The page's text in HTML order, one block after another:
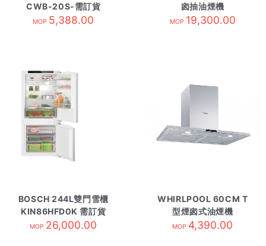
CWB-20S-需訂貨
MOP 5,388.00
囪抽油煙機
DWB99DN30B 需訂貨
MOP 19,300.00
BOSCH 244L雙門雪櫃
KIN86HFD0K 需訂貨
MOP 26,000.00
WHIRLPOOL 60CM T
型煙囪式油煙機
AKR4061/IX
MOP 4,390.00